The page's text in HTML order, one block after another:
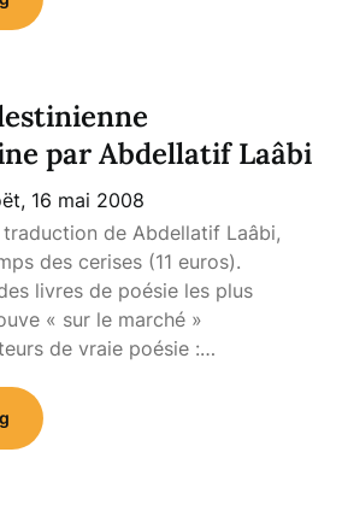
par Abdellatif Laâbi
16 mai 2008
de Abdellatif Laâbi,
des cerises (11 euros).
livres de poésie les plus
« sur le marché »
de vraie poésie :…